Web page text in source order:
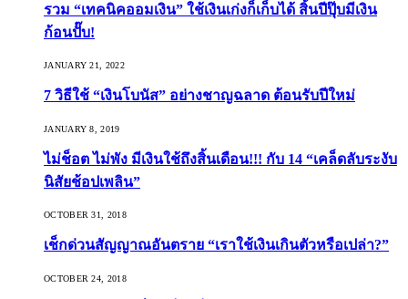
รวม “เทคนิคออมเงิน” ใช้เงินเก่งก็เก็บได้ สิ้นปีปุ๊บมีเงิน
ก้อนปั๊บ!
JANUARY 21, 2022
7 วิธีใช้ “เงินโบนัส” อย่างชาญฉลาด ต้อนรับปีใหม่
JANUARY 8, 2019
ไม่ช็อต ไม่พัง มีเงินใช้ถึงสิ้นเดือน!!! กับ 14 “เคล็ดลับระงับ
นิสัยช้อปเพลิน”
OCTOBER 31, 2018
เช็กด่วนสัญญาณอันตราย “เราใช้เงินเกินตัวหรือเปล่า?”
OCTOBER 24, 2018